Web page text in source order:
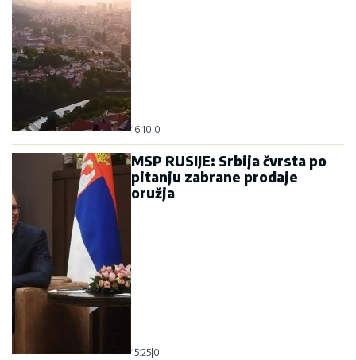
16:10 0
MSP RUSIJE: Srbija čvrsta po
pitanju zabrane prodaje
oružja
15:25 0